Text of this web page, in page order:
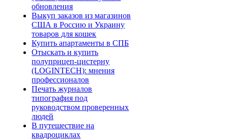
обновления
Выкуп заказов из магазинов
США в Россию и Украину
товаров для кошек
Купить апартаменты в СПБ
Отыскать и купить
полуприцеп-цистерну
(LOGINTECH): мнения
профессионалов
Печать журналов
типография под
руководством проверенных
людей
В путешествие на
квадроциклах